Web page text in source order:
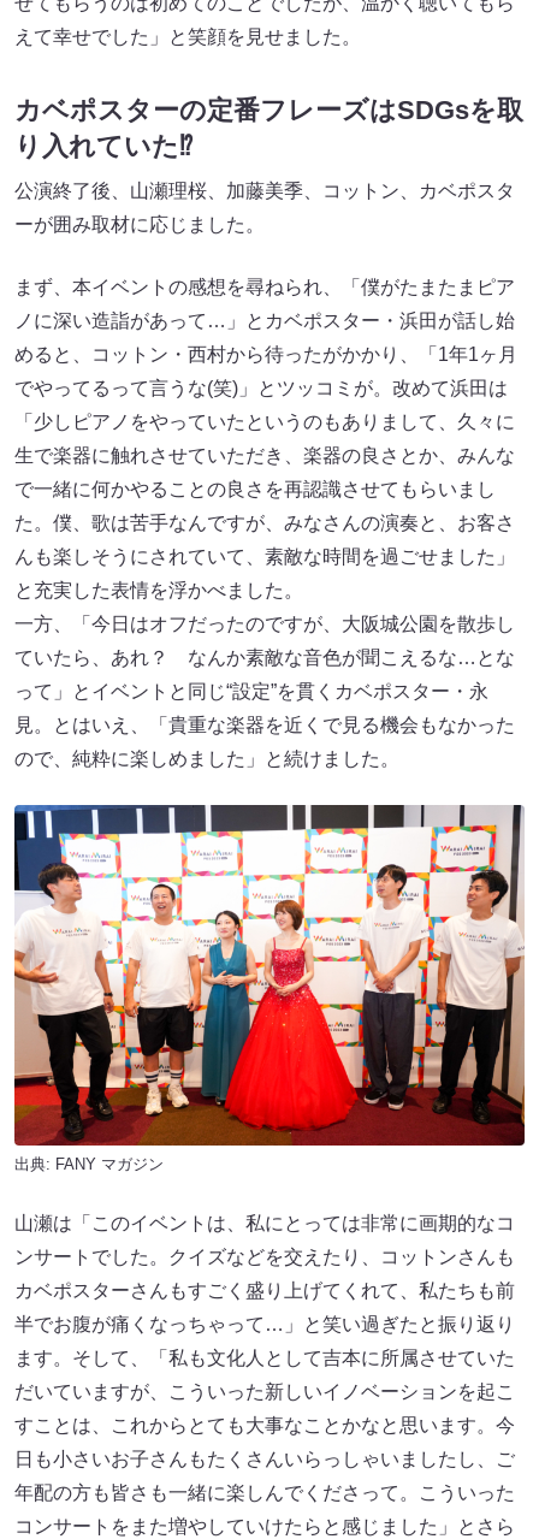
えて幸せでした」と笑顔を見せました。
カベポスターの定番フレーズはSDGsを取
り入れていた⁉
公演終了後、山瀬理桜、加藤美季、コットン、カベポスタ
ーが囲み取材に応じました。
まず、本イベントの感想を尋ねられ、「僕がたまたまピア
ノに深い造詣があって…」とカベポスター・浜田が話し始
めると、コットン・西村から待ったがかかり、「1年1ヶ月
でやってるって言うな(笑)」とツッコミが。改めて浜田は
「少しピアノをやっていたというのもありまして、久々に
生で楽器に触れさせていただき、楽器の良さとか、みんな
で一緒に何かやることの良さを再認識させてもらいまし
た。僕、歌は苦手なんですが、みなさんの演奏と、お客さ
んも楽しそうにされていて、素敵な時間を過ごせました」
と充実した表情を浮かべました。
一方、「今日はオフだったのですが、大阪城公園を散歩し
ていたら、あれ？ なんか素敵な音色が聞こえるな…とな
って」とイベントと同じ“設定”を貫くカベポスター・永
見。とはいえ、「貴重な楽器を近くで見る機会もなかった
ので、純粋に楽しめました」と続けました。
出典: FANY マガジン
山瀬は「このイベントは、私にとっては非常に画期的なコ
ンサートでした。クイズなどを交えたり、コットンさんも
カベポスターさんもすごく盛り上げてくれて、私たちも前
半でお腹が痛くなっちゃって…」と笑い過ぎたと振り返り
ます。そして、「私も文化人として吉本に所属させていた
だいていますが、こういった新しいイノベーションを起こ
すことは、これからとても大事なことかなと思います。今
日も小さいお子さんもたくさんいらっしゃいましたし、ご
年配の方も皆さも一緒に楽しんでくださって。こういった
コンサートをまた増やしていけたらと感じました」とさら